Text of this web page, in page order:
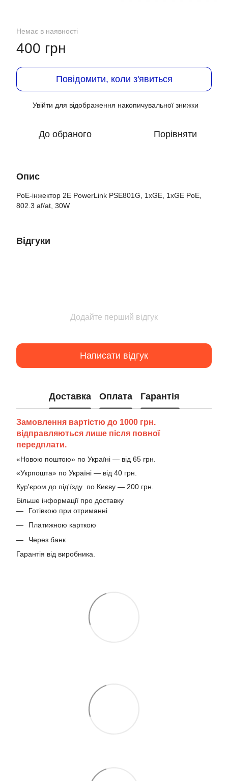
Немає в наявності
400 грн
Повідомити, коли з'явиться
Увійти для відображення накопичувальної знижки
До обраного Порівняти
Опис
PoE-інжектор 2E PowerLink PSE801G, 1xGE, 1xGE PoE,
802.3 af/at, 30W
Відгуки
Додайте перший відгук
Написати відгук
Доставка Оплата Гарантія
Замовлення вартістю до 1000 грн.
відправляються лише після повної
передплати.
«Новою поштою» по Україні — від 65 грн.
«Укрпошта» по Україні — від 40 грн.
Кур'єром до під'їзду по Києву — 200 грн.
Більше інформації про доставку
Готівкою при отриманні
Платижною карткою
Через банк
Гарантія від виробника.